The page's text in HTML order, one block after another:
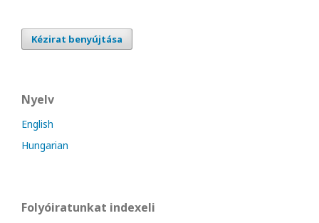
Kézirat benyújtása
Nyelv
English
Hungarian
Folyóiratunkat indexeli